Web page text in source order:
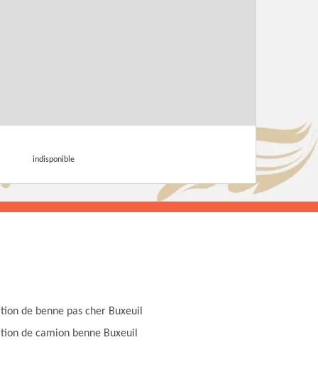
indisponible
de benne pas cher Buxeuil
de camion benne Buxeuil